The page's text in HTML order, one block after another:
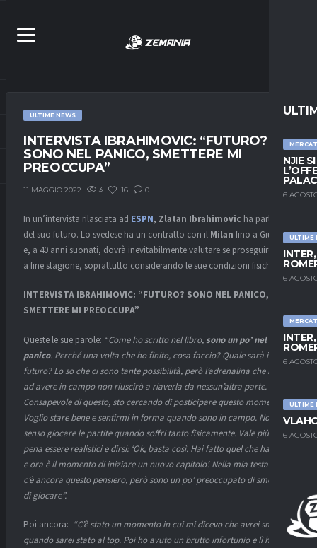
NJIE
6
ULTIME
6
6
ULTIME
6
ULTIME NEWS
INTERVISTA IBRAHIMOVIC: “FUTURO?
SONO NEL PANICO, SMETTERE MI
PREOCCUPA”
11 MAGGIO 2022 3 16 0
In un’intervista rilasciata ad ESPN, Zlatan Ibrahimovic ha parlato
del suo futuro. Lo svedese ha un contratto con il Milan fino a Giugno
e, a 40 anni suonati, dovrà inevitabilmente valutare se proseguire o no
a fine stagione, soprattutto considerando le sue condizioni fisiche.
INTERVISTA IBRAHIMOVIC: “FUTURO? SONO NEL PANICO,
SMETTERE MI PREOCCUPA”
Queste le sue parole: “Come ho scritto nel libro, sono un po’ nel
panico. Perché una volta che ho finito, cosa faccio? Quale sarà il mio
futuro? Lo so che ci sono tante possibilità, però l’adrenalina che riesco
ad avere in campo non riuscirò a riaverla da nessun’altra parte.
Consapevole di questo, sto cercando di posticipare questo momento.
Voglio stare bene e sentirmi in forma quando sono in campo. Non ha
senso giocare le partite quando soffri tanto fisicamente. Vale più la
pena essere realistici e dirsi: ‘Ok, basta così. Hai fatto quel che hai fatto
e ora è il momento di iniziare un nuovo capitolo’. Nella mia testa non
c’è ancora questo pensiero, però sono un po’ preoccupato di smettere
di giocare”.
Poi ancora: “C’è stato un momento in cui mi dicevo che avrei smesso
quando sarei stato al top. Poi ho avuto un brutto infortunio e lì ho